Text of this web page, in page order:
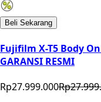
Beli Sekarang
Fujifilm X-T5 Body
GARANSI RESMI
Rp27.999.000